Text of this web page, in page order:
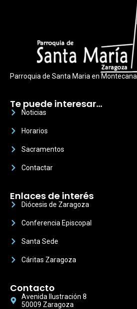
Parroquia de Santa Maria en Montecanal.
Te puede interesar…
Noticias
Horarios
Sacramentos
Contactar
Enlaces de interés
Diócesis de Zaragoza
Conferencia Episcopal
Santa Sede
Cáritas Zaragoza
Contacto
Avenida Ilustración 8
50009 Zaragoza